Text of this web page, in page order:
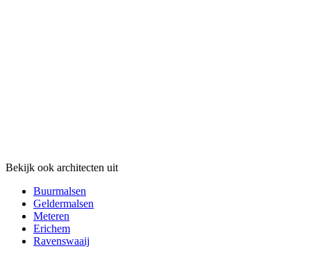
Bekijk ook architecten uit
Buurmalsen
Geldermalsen
Meteren
Erichem
Ravenswaaij